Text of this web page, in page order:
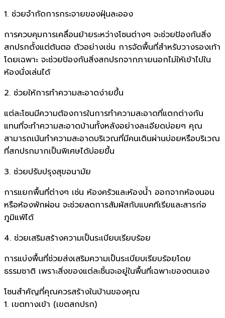
1. ช่วยจำกัดการกระจายของฝุ่นละออง
การควบคุมการเคลื่อนย้ายระหว่างโซนต่างๆ จะช่วยป้องกันสิ่ง
สกปรกตั้งแต่ต้นตอ ตัวอย่างเช่น การจัดพื้นที่สำหรับวางรองเท้า
โดยเฉพาะ จะช่วยป้องกันสิ่งสกปรกจากภายนอกไม่ให้เข้าไปใน
ห้องนั่งเล่นได้
2. ช่วยให้การทำความสะอาดง่ายขึ้น
แต่ละโซนมีความต้องการในการทำความสะอาดที่แตกต่างกัน
แทนที่จะทำความสะอาดบ้านทั้งหลังอย่างละเอียดบ่อยๆ คุณ
สามารถเน้นทำความสะอาดบริเวณที่มีคนเดินผ่านบ่อยหรือบริเวณ
ที่สกปรกมากเป็นพิเศษได้บ่อยขึ้น
3. ช่วยปรับปรุงสุขอนามัย
การแยกพื้นที่ต่างๆ เช่น ห้องครัวและห้องน้ำ ออกจากห้องนอน
หรือห้องพักผ่อน จะช่วยลดการสัมผัสกับแบคทีเรียและสารก่อ
ภูมิแพ้ได้
4. ช่วยเสริมสร้างความเป็นระเบียบเรียบร้อย
การแบ่งพื้นที่ช่วยส่งเสริมความเป็นระเบียบเรียบร้อยโดย
ธรรมชาติ เพราะสิ่งของแต่ละชิ้นจะอยู่ในพื้นที่เฉพาะของตนเอง
โซนสำคัญที่คุณควรสร้างในบ้านของคุณ
1. เขตทางเข้า (เขตสกปรก)